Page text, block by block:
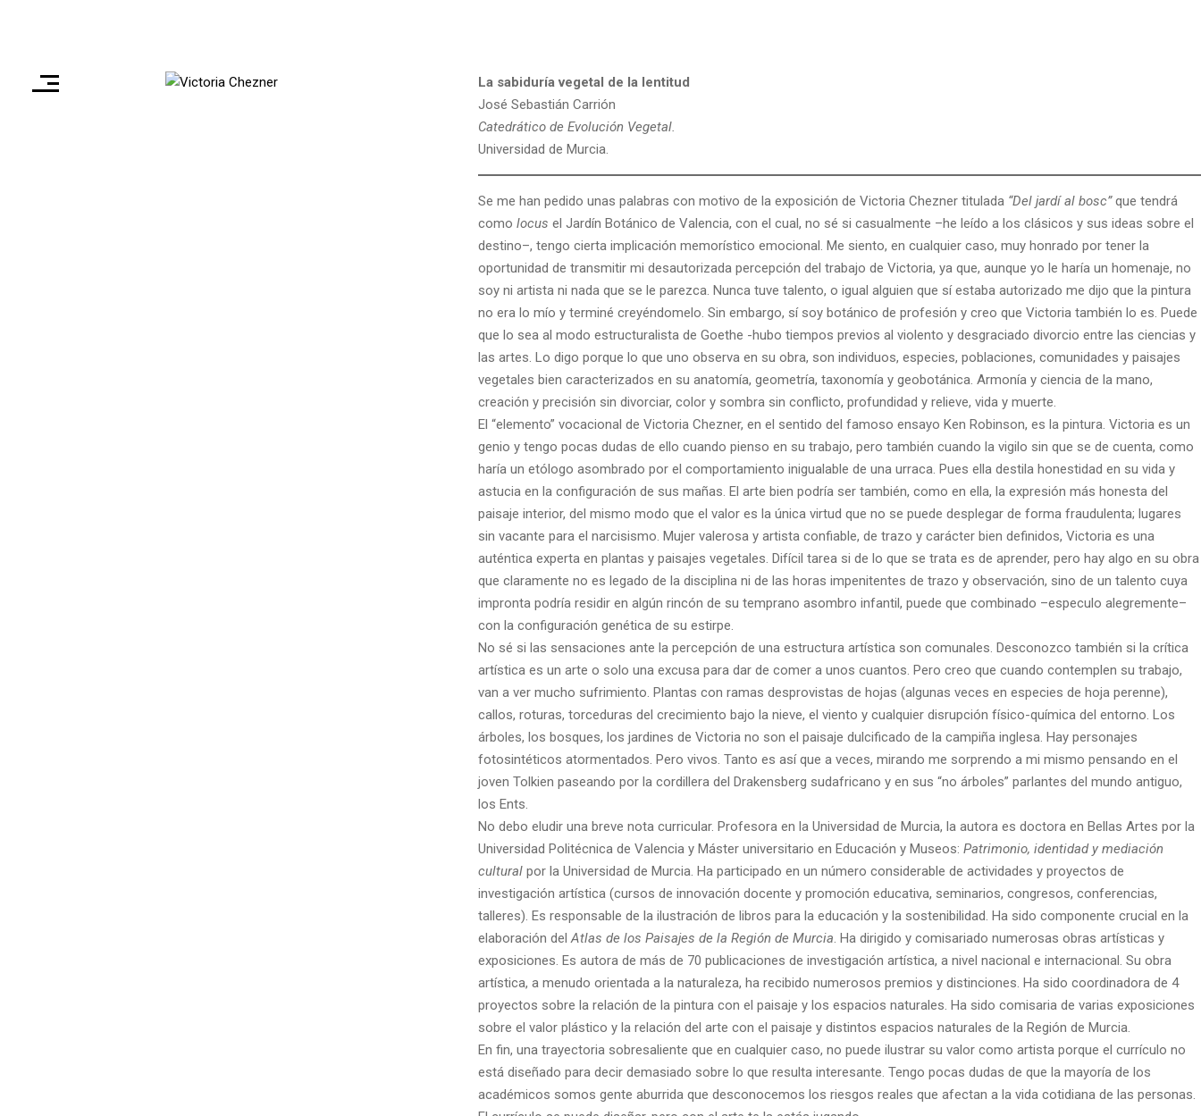
La sabiduría vegetal de la lentitud
José Sebastián Carrión
Catedrático de Evolución Vegetal.
Universidad de Murcia.
Se me han pedido unas palabras con motivo de la exposición de Victoria Chezner titulada “Del jardí al bosc”que tendrá
comolocus el Jardín Botánico de Valencia, con el cual, no sé si casualmente –he leído a los clásicos y sus ideas sobre el
destino–, tengo cierta implicación memorístico emocional. Me siento, en cualquier caso, muy honrado por tener la
oportunidad de transmitir mi desautorizada percepción del trabajo de Victoria, ya que, aunque yo le haría un homenaje, no
soy ni artista ni nada que se le parezca. Nunca tuve talento, o igual alguien que sí estaba autorizado me dijo que la pintura
no era lo mío y terminé creyéndomelo. Sin embargo, sí soy botánico de profesión y creo que Victoria también lo es. Puede
que lo sea al modo estructuralista de Goethe -hubo tiempos previos al violento y desgraciado divorcio entre las ciencias y
las artes. Lo digo porque lo que uno observa en su obra, son individuos, especies, poblaciones, comunidades y paisajes
vegetales bien caracterizados en su anatomía, geometría, taxonomía y geobotánica. Armonía y ciencia de la mano,
creación y precisión sin divorciar, color y sombra sin conflicto, profundidad y relieve, vida y muerte.
El “elemento” vocacional de Victoria Chezner, en el sentido del famoso ensayo Ken Robinson, es la pintura. Victoria es un
genio y tengo pocas dudas de ello cuando pienso en su trabajo, pero también cuando la vigilo sin que se de cuenta, como
haría un etólogo asombrado por el comportamiento inigualable de una urraca. Pues ella destila honestidad en su vida y
astucia en la configuración de sus mañas. El arte bien podría ser también, como en ella, la expresión más honesta del
paisaje interior, del mismo modo que el valor es la única virtud que no se puede desplegar de forma fraudulenta; lugares
sin vacante para el narcisismo. Mujer valerosa y artista confiable, de trazo y carácter bien definidos, Victoria es una
auténtica experta en plantas y paisajes vegetales. Difícil tarea si de lo que se trata es de aprender, pero hay algo en su obra
que claramente no es legado de la disciplina ni de las horas impenitentes de trazo y observación, sino de un talento cuya
impronta podría residir en algún rincón de su temprano asombro infantil, puede que combinado –especulo alegremente–
con la configuración genética de su estirpe.
No sé si las sensaciones ante la percepción de una estructura artística son comunales. Desconozco también si la crítica
artística es un arte o solo una excusa para dar de comer a unos cuantos. Pero creo que cuando contemplen su trabajo,
van a ver mucho sufrimiento. Plantas con ramas desprovistas de hojas (algunas veces en especies de hoja perenne),
callos, roturas, torceduras del crecimiento bajo la nieve, el viento y cualquier disrupción físico-química del entorno. Los
árboles, los bosques, los jardines de Victoria no son el paisaje dulcificado de la campiña inglesa. Hay personajes
fotosintéticos atormentados. Pero vivos. Tanto es así que a veces, mirando me sorprendo a mi mismo pensando en el
joven Tolkien paseando por la cordillera del Drakensberg sudafricano y en sus “no árboles” parlantes del mundo antiguo,
los Ents.
No debo eludir una breve nota curricular. Profesora en la Universidad de Murcia, la autora es doctora en Bellas Artes por la
Universidad Politécnica de Valencia y Máster universitario en Educación y Museos:Patrimonio, identidad y mediación
cultural por la Universidad de Murcia. Ha participado en un número considerable de actividades y proyectos de
investigación artística (cursos de innovación docente y promoción educativa, seminarios, congresos, conferencias,
talleres). Es responsable de la ilustración de libros para la educación y la sostenibilidad. Ha sido componente crucial en la
elaboración delAtlas de los Paisajes de la Región de Murcia. Ha dirigido y comisariado numerosas obras artísticas y
exposiciones. Es autora de más de 70 publicaciones de investigación artística, a nivel nacional e internacional. Su obra
artística, a menudo orientada a la naturaleza, ha recibido numerosos premios y distinciones. Ha sido coordinadora de 4
proyectos sobre la relación de la pintura con el paisaje y los espacios naturales. Ha sido comisaria de varias exposiciones
sobre el valor plástico y la relación del arte con el paisaje y distintos espacios naturales de la Región de Murcia.
En fin, una trayectoria sobresaliente que en cualquier caso, no puede ilustrar su valor como artista porque el currículo no
está diseñado para decir demasiado sobre lo que resulta interesante. Tengo pocas dudas de que la mayoría de los
académicos somos gente aburrida que desconocemos los riesgos reales que afectan a la vida cotidiana de las personas.